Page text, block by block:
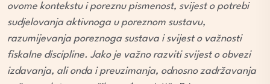
ovome kontekstu i poreznu pismenost, svijest o potrebi
sudjelovanja aktivnoga u poreznom sustavu,
razumijevanja poreznoga sustava i svijest o važnosti
fiskalne discipline. Jako je važno razviti svijest o obvezi
izdavanja, ali onda i preuzimanja, odnosno zadržavanja